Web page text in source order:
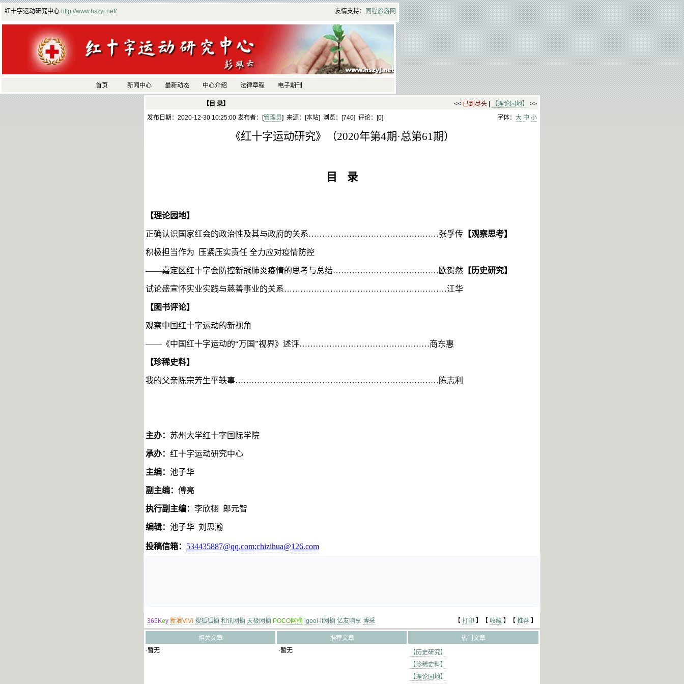
红十字运动研究中心 http://www.hszyj.net/ 友情支持： 同程旅游网
首页 新闻中心 最新动态 中心介绍 法律章程 电子期刊
【目 录】 << 已到尽头 【理论园地】
>>
发布日期：2020-12-30 10:25:00 发布者：[管理员] 来源：[本站] 浏览：[740] 评论：[0] 字体： 大 中 小
《红十字运动研究》（2020年第4期·总第61期）
目 录
【理论园地】
正确认识国家红会的政治性及其与政府的关系…………………………………………张孚传 【观察思考】
积极担当作为 压紧压实责任 全力应对疫情防控
——嘉定区红十字会防控新冠肺炎疫情的思考与总结…………………………………欧贺然 【历史研究】
试论盛宣怀实业实践与慈善事业的关系……………………………………………………江华
【图书评论】
观察中国红十字运动的新视角
——《中国红十字运动的“万国”视界》述评…………………………………………商东惠
【珍稀史料】
我的父亲陈宗芳生平轶事………………………………………………………………… 陈志利
主办： 苏州大学红十字国际学院
承办： 红十字运动研究中心
主编： 池子华
副主编： 傅亮
执行副主编： 李欣栩 郎元智
编辑： 池子华 刘思瀚
投稿信箱： 534435887@qq.com;chizihua@126.com
365Key 新浪ViVi 搜狐狐摘 和讯网摘 天极网摘 POCO网摘 igooi-it网摘 亿友响享 博采 【 打印 】【 收藏 】【 推荐 】
相关文章 推荐文章
热门文章
·暂无
·暂无
【历史研究】
【珍稀史料】
【理论园地】